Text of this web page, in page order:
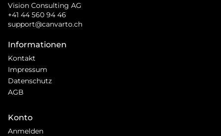
Vision Consulting AG
+41 44 560 94 46
support@canvarto.ch
Informationen
Kontakt
Impressum
Datenschutz
AGB
Konto
Anmelden